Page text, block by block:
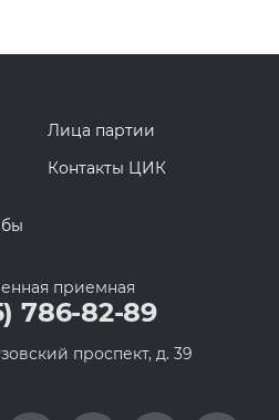
Лица партии
Контакты ЦИК
приемная
786-82-89
проспект, д. 39